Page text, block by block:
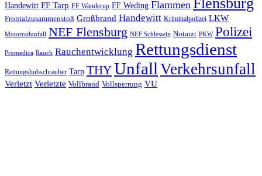
Handewitt FF Tarp FF Wanderup FF Weding Flammen
Frontalzusammenstoß Großbrand Handewitt Kriminalpolizei LKW
Motorradunfall NEF Flensburg NEF Schleswig Notarzt PKW Polizei
Promedica Rauch Rauchentwicklung Rettungsdienst
Rettungshubschrauber Tarp THYUnfall Verkehrsunfall
Verletzt Verletzte Vollbrand Vollsperrung VU